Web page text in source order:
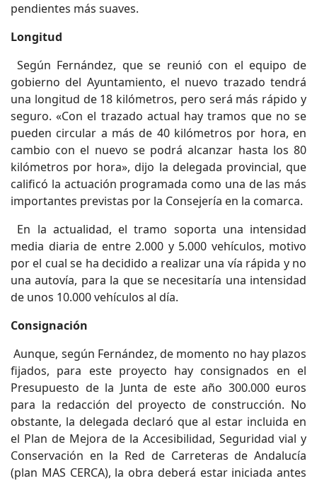
pendientes más suaves.
Longitud
Según Fernández, que se reunió con el equipo de
gobierno del Ayuntamiento, el nuevo trazado tendrá
una longitud de 18 kilómetros, pero será más rápido y
seguro. «Con el trazado actual hay tramos que no se
pueden circular a más de 40 kilómetros por hora, en
cambio con el nuevo se podrá alcanzar hasta los 80
kilómetros por hora», dijo la delegada provincial, que
calificó la actuación programada como una de las más
importantes previstas por la Consejería en la comarca.
En la actualidad, el tramo soporta una intensidad
media diaria de entre 2.000 y 5.000 vehículos, motivo
por el cual se ha decidido a realizar una vía rápida y no
una autovía, para la que se necesitaría una intensidad
de unos 10.000 vehículos al día.
Consignación
Aunque, según Fernández, de momento no hay plazos
fijados, para este proyecto hay consignados en el
Presupuesto de la Junta de este año 300.000 euros
para la redacción del proyecto de construcción. No
obstante, la delegada declaró que al estar incluida en
el Plan de Mejora de la Accesibilidad, Seguridad vial y
Conservación en la Red de Carreteras de Andalucía
(plan MAS CERCA), la obra deberá estar iniciada antes